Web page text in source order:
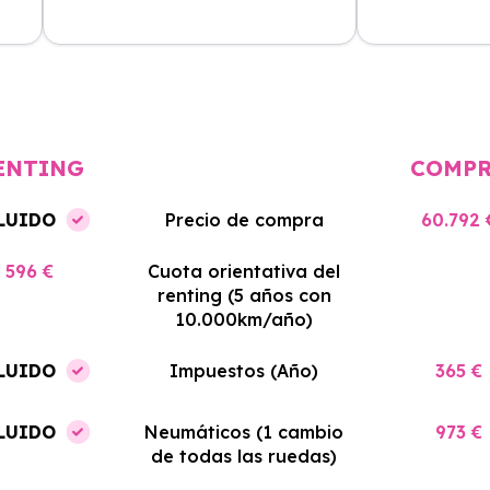
Precio de compra 60.792
596 €
Cuota orientativa del
renting (5 años con
10.000km/año)
Impuestos (Año) 365 €
Neumáticos (1 cambio
de todas las ruedas)
973 €